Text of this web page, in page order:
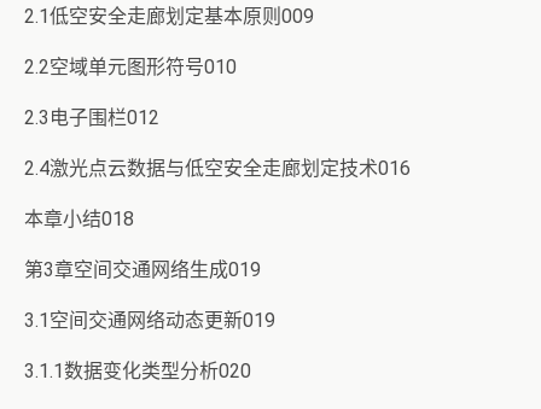
2.1低空安全走廊划定基本原则009
2.2空域单元图形符号010
2.3电子围栏012
2.4激光点云数据与低空安全走廊划定技术016
本章小结018
第3章空间交通网络生成019
3.1空间交通网络动态更新019
3.1.1数据变化类型分析020